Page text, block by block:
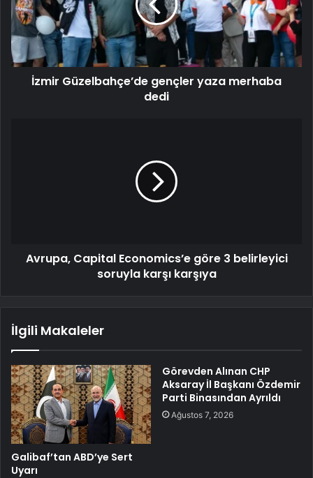
İzmir Güzelbahçe’de gençler yaza merhaba
dedi
Avrupa, Capital Economics’e göre 3 belirleyici
soruyla karşı karşıya
İlgili Makaleler
Galibaf’tan ABD’ye Sert
Uyarı
Görevden Alınan CHP
Aksaray İl Başkanı Özdemir
Parti Binasından Ayrıldı
Ağustos 7, 2026